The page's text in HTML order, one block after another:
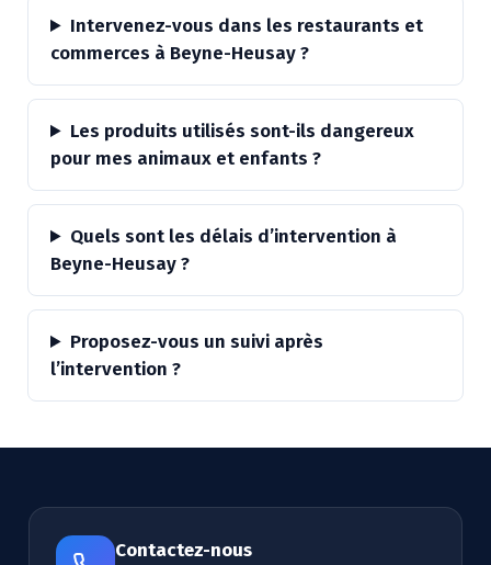
Intervenez-vous dans les restaurants et
commerces à Beyne-Heusay ?
Les produits utilisés sont-ils dangereux
pour mes animaux et enfants ?
Quels sont les délais d’intervention à
Beyne-Heusay ?
Proposez-vous un suivi après
l’intervention ?
Contactez-nous